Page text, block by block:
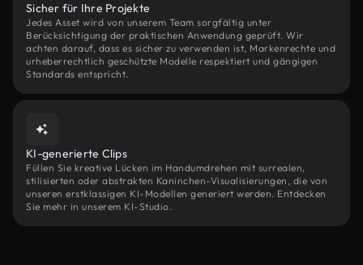
Sicher für Ihre Projekte
Jedes Asset wird von unserem Team sorgfältig unter
Berücksichtigung der praktischen Anwendung geprüft. Wir
achten darauf, dass es sicher zu verwenden ist, Markenrechte und
urheberrechtlich geschützte Modelle respektiert und gängigen
Standards entspricht.
KI-generierte Clips
Füllen Sie kreative Lücken im Handumdrehen mit surrealen,
stilisierten oder abstrakten Kaninchen-Visualisierungen, die von
unseren erstklassigen KI-Modellen generiert werden. Entdecken
Sie mehr in unserem KI-Studio.